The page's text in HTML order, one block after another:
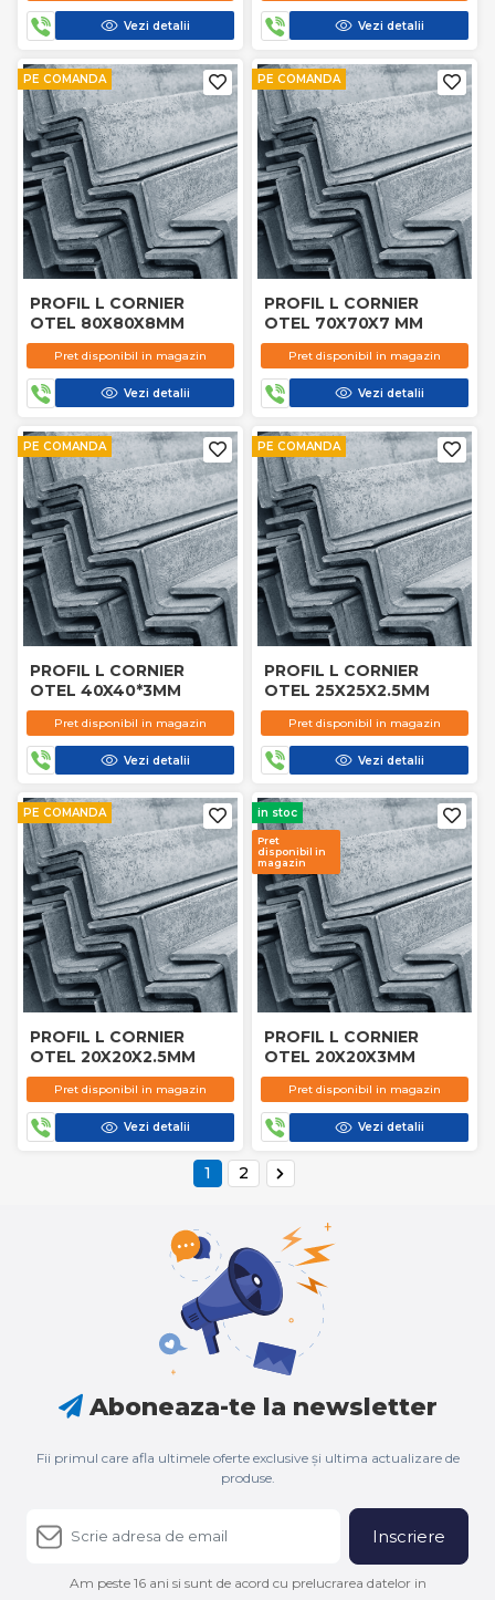
Vezi detalii Vezi detalii
PE COMANDA
PROFIL L CORNIER
OTEL 80X80X8MM
Pret disponibil in magazin
Vezi detalii
PE COMANDA
PROFIL L CORNIER
OTEL 70X70X7 MM
Pret disponibil in magazin
Vezi detalii
PE COMANDA
PROFIL L CORNIER
OTEL 40X40*3MM
Pret disponibil in magazin
Vezi detalii
PE COMANDA
PROFIL L CORNIER
OTEL 25X25X2.5MM
Pret disponibil in magazin
Vezi detalii
PE COMANDA
PROFIL L CORNIER
OTEL 20X20X2.5MM
Pret disponibil in magazin
Vezi detalii
in stoc
Pret
disponibil in
magazin
PROFIL L CORNIER
OTEL 20X20X3MM
Pret disponibil in magazin
Vezi detalii
1 2
Aboneaza-te la newsletter
Fii primul care afla ultimele oferte exclusive și ultima actualizare de
produse.
Inscriere
Am peste 16 ani si sunt de acord cu prelucrarea datelor in